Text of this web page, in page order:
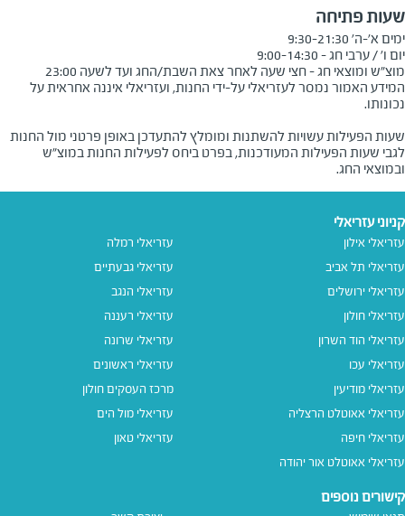
שעות פתיחה
מוצ"ש ומוצאי חג - חצי שעה לאחר צאת השבת/החג ועד לשעה 23:00
המידע האמור נמסר לעזריאלי על-ידי החנות, ועזריאלי איננה אחראית על
שעות הפעילות עשויות להשתנות ומומלץ להתעדכן באופן פרטני מול החנות
לגבי שעות הפעילות המעודכנות, בפרט ביחס לפעילות החנות במוצ"ש
ובמוצאי החג.
קניוני עזריאלי
עזריאלי אילון
עזריאלי תל אביב
עזריאלי ירושלים
עזריאלי חולון
עזריאלי הוד השרון
עזריאלי עכו
עזריאלי מודיעין
עזריאלי אאוטלט הרצליה
עזריאלי חיפה
עזריאלי אאוטלט אור יהודה
עזריאלי רמלה
עזריאלי גבעתיים
עזריאלי הנגב
עזריאלי רעננה
עזריאלי שרונה
עזריאלי ראשונים
מרכז העסקים חולון
עזריאלי מול הים
עזריאלי טאון
קישורים נוספים